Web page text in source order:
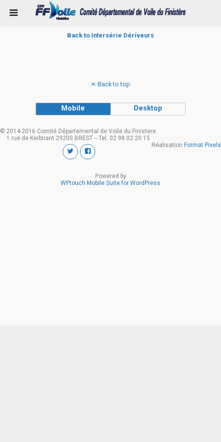
Back to Intersérie Dériveurs
Back to top
Mobile Desktop
© 2014-2016 Comité Départemental de Voile du Finistere
1 rue de Kerbriant 29200 BREST -- Tel. 02 98 02 20 15
Réalisation Format Pixels
Powered by
WPtouch Mobile Suite for WordPress